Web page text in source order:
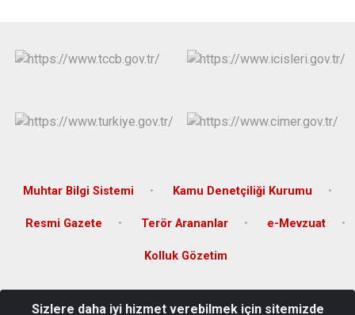
Muhtar Bilgi Sistemi Kamu Denetçiliği Kurumu
Resmi Gazete Terör Arananlar e-Mevzuat
Kolluk Gözetim
Sizlere daha iyi hizmet verebilmek için sitemizde